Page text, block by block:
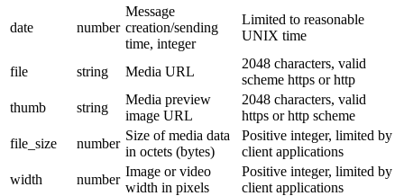
date number
Message
creation/sending
time, integer
Limited to reasonable
UNIX time
file string Media URL
2048 characters, valid
scheme https or http
thumb
string
Media preview
image URL
2048 characters, valid
https or http scheme
file_size
number
Size of media data
in octets (bytes)
Positive integer, limited by
client applications
width
number
Image or video
width in pixels
Positive integer, limited by
client applications